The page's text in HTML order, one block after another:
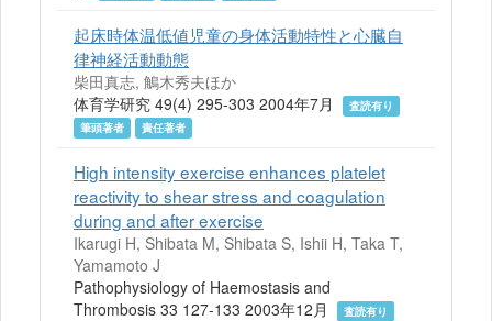
起床時体温低値児童の身体活動特性と心臓自
律神経活動動態
柴田真志, 鵤木秀夫ほか
体育学研究 49(4) 295-303 2004年7月
査読有り
筆頭著者
責任著者
High intensity exercise enhances platelet
reactivity to shear stress and coagulation
during and after exercise
Ikarugi H, Shibata M, Shibata S, Ishii H, Taka T,
Yamamoto J
Pathophysiology of Haemostasis and
Thrombosis 33 127-133 2003年12月
査読有り